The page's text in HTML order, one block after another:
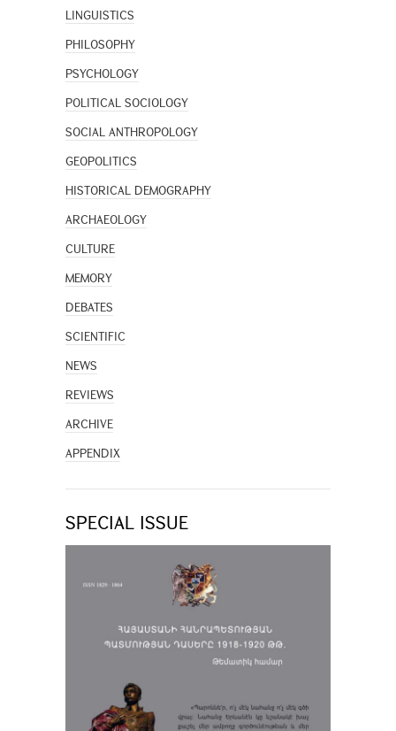
LINGUISTICS
PHILOSOPHY
PSYCHOLOGY
POLITICAL SOCIOLOGY
SOCIAL ANTHROPOLOGY
GEOPOLITICS
HISTORICAL DEMOGRAPHY
ARCHAEOLOGY
CULTURE
MEMORY
DEBATES
SCIENTIFIC
NEWS
REVIEWS
ARCHIVE
APPENDIX
SPECIAL ISSUE